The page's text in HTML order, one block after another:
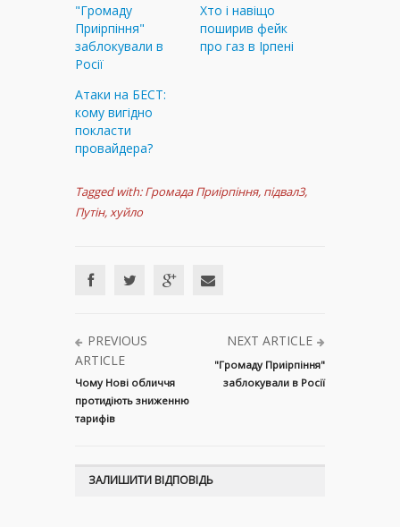
"Громаду
Приірпіння"
заблокували в
Росії
Хто і навіщо
поширив фейк
про газ в Ірпені
Атаки на БЕСТ:
кому вигідно
покласти
провайдера?
Tagged with: Громада Приірпіння, підвал3,
Путін, хуйло
PREVIOUS
ARTICLE
Чому Нові обличчя
протидіють зниженню
тарифів
NEXT ARTICLE
"Громаду Приірпіння"
заблокували в Росії
ЗАЛИШИТИ ВІДПОВІДЬ